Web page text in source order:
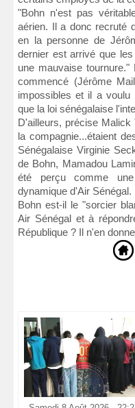
"Bohn n'est pas
aérien. Il a donc recruté
en la personne de
dernier est arrivé que
une mauvaise
commencé (Jérôme
impossibles et il a voulu
que la loi sénégalaise
D'ailleurs, précise Malick
la compagnie...étaient
Sénégalaise Virginie
de Bohn, Mamadou
été perçu comme
dynamique d'Air Sénégal.
Bohn est-il le "sorcier
Air Sénégal et à
République ? Il n'en